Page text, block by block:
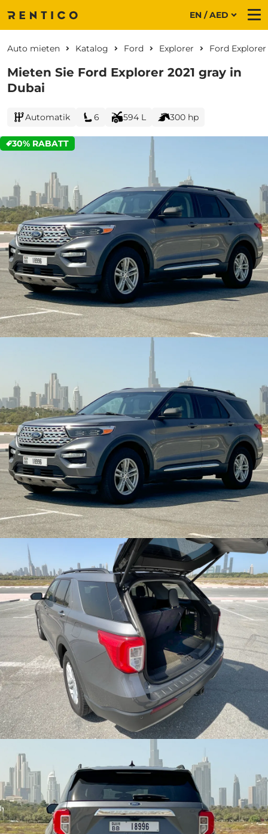
EN / AED
Mieten Sie Ford Explorer 2021 gray in
Dubai
Auto mieten Katalog Ford Explorer Ford Explorer
Automatik 6 594 L 300 hp
CURRENT PROMOTION:
30% RABATT